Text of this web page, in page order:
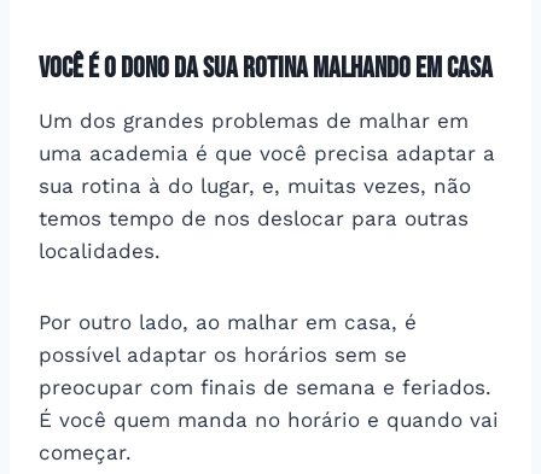
Você é o dono da sua rotina malhando em casa
Um dos grandes problemas de malhar em
uma academia é que você precisa adaptar a
sua rotina à do lugar, e, muitas vezes, não
temos tempo de nos deslocar para outras
localidades.
Por outro lado, ao malhar em casa, é
possível adaptar os horários sem se
preocupar com finais de semana e feriados.
É você quem manda no horário e quando vai
começar.